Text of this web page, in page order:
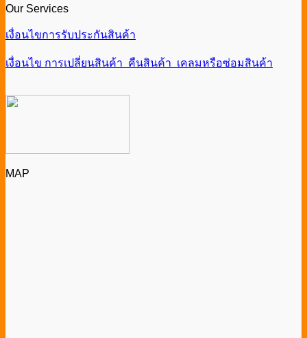
Our Services
เงื่อนไขการรับประกันสินค้า
เงื่อนไข การเปลี่ยนสินค้า คืนสินค้า เคลมหรือซ่อมสินค้า
MAP